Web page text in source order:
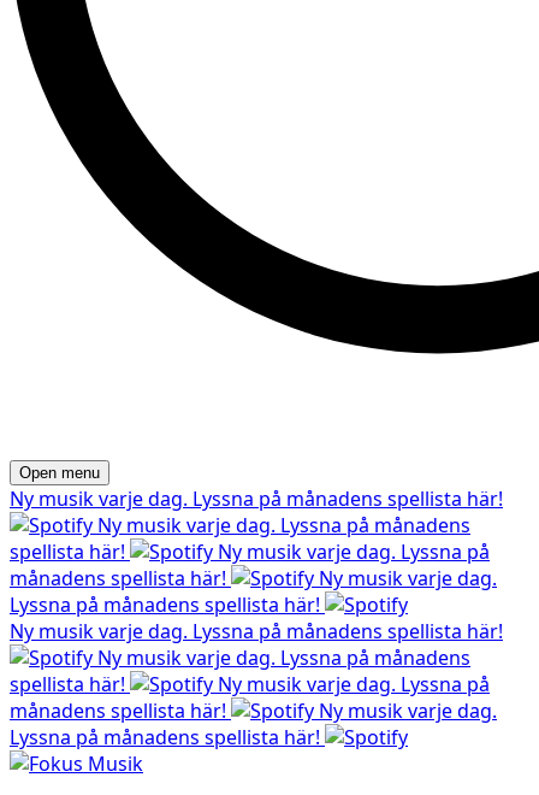
Open menu
Ny musik varje dag. Lyssna på månadens spellista här!
Ny musik varje dag. Lyssna på månadens
spellista här!
Ny musik varje dag. Lyssna på
månadens spellista här!
Ny musik varje dag.
Lyssna på månadens spellista här!
Ny musik varje dag. Lyssna på månadens spellista här!
Ny musik varje dag. Lyssna på månadens
spellista här!
Ny musik varje dag. Lyssna på
månadens spellista här!
Ny musik varje dag.
Lyssna på månadens spellista här!